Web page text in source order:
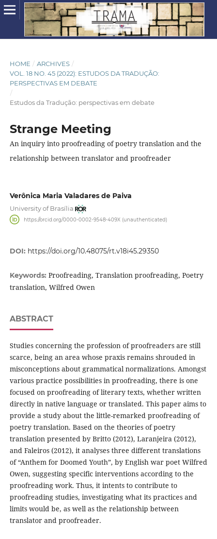
HOME / ARCHIVES /
VOL. 18 NO. 45 (2022): ESTUDOS DA TRADUÇÃO:
PERSPECTIVAS EM DEBATE
/
Estudos da Tradução: perspectivas em debate
Strange Meeting
An inquiry into proofreading of poetry translation and the
relationship between translator and proofreader
Verônica Maria Valadares de Paiva
University of Brasília
https://orcid.org/0000-0002-9548-409X (unauthenticated)
DOI: https://doi.org/10.48075/rt.v18i45.29350
Keywords: Proofreading, Translation proofreading, Poetry
translation, Wilfred Owen
ABSTRACT
Studies concerning the profession of proofreaders are still
scarce, being an area whose praxis remains shrouded in
misconceptions about grammatical normalizations. Amongst
various practice possibilities in proofreading, there is one
focused on proofreading of literary texts, whether written
directly in native language or translated. This paper aims to
provide a study about the little-remarked proofreading of
poetry translation. Based on the theories of poetry
translation presented by Britto (2012), Laranjeira (2012),
and Faleiros (2012), it analyses three different translations
of “Anthem for Doomed Youth”, by English war poet Wilfred
Owen, suggesting specific interventions according to the
proofreading work. Thus, it intents to contribute to
proofreading studies, investigating what its practices and
limits would be, as well as the relationship between
translator and proofreader.